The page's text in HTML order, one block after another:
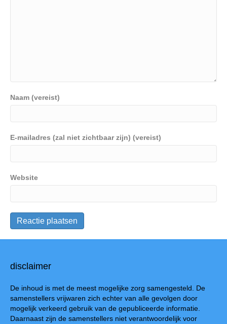
Naam (vereist)
E-mailadres (zal niet zichtbaar zijn) (vereist)
Website
disclaimer
De inhoud is met de meest mogelijke zorg samengesteld. De
samenstellers vrijwaren zich echter van alle gevolgen door
mogelijk verkeerd gebruik van de gepubliceerde informatie.
Daarnaast zijn de samenstellers niet verantwoordelijk voor